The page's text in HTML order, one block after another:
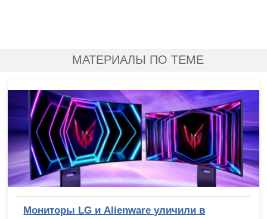
МАТЕРИАЛЫ ПО ТЕМЕ
Мониторы LG и Alienware уличили в